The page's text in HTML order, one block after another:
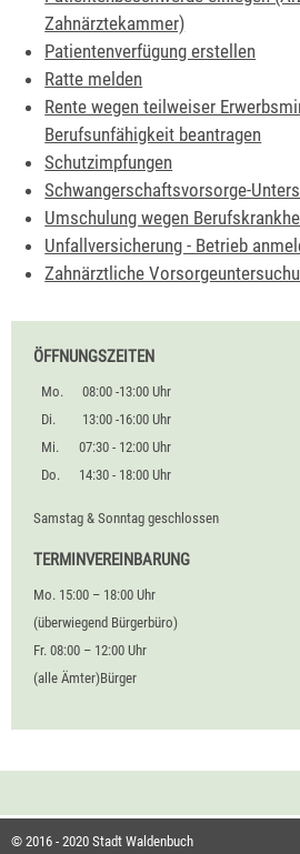
Zahnärztekammer)
Patientenverfügung erstellen
Ratte melden
Rente wegen teilweiser
Berufsunfähigkeit beantragen
Schutzimpfungen
Schwangerschaftsvorsorge-
Umschulung wegen
Unfallversicherung - Betrieb
Zahnärztliche
ÖFFNUNGSZEITEN
Mo.
08:00 -13:00 Uhr
Di.
13:00 -16:00 Uhr
Mi.
07:30 - 12:00 Uhr
Do.
14:30 - 18:00 Uhr
Samstag & Sonntag geschlossen
TERMINVEREINBARUNG
Mo. 15:00 – 18:00 Uhr
(überwiegend Bürgerbüro)
Fr. 08:00 – 12:00 Uhr
(alle Ämter)Bürger
© 2016 - 2020 Stadt Waldenbuch